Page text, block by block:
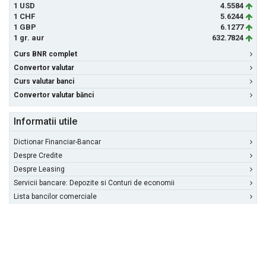
1 USD
4.5584
1 CHF
5.6244
1 GBP
6.1277
1 gr. aur
632.7824
Curs BNR complet
Convertor valutar
Curs valutar banci
Convertor valutar bănci
Informatii utile
Dictionar Financiar-Bancar
Despre Credite
Despre Leasing
Servicii bancare: Depozite si Conturi de economii
Lista bancilor comerciale